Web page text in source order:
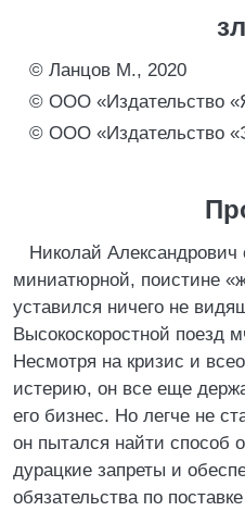
© Ланцов М., 2020
© ООО «Издательство
© ООО «Издательство
Николай Александрович
миниатюрной, поистине
уставился ничего не
Высокоскоростной поезд
Несмотря на кризис и
истерию, он все еще
его бизнес. Но легче не
он пытался найти способ
дурацкие запреты и
обязательства по